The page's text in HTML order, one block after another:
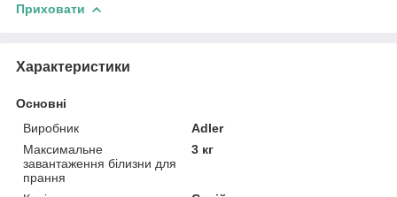
Приховати
Характеристики
Основні
Виробник
Adler
Максимальне
завантаження білизни для
прання
3 кг